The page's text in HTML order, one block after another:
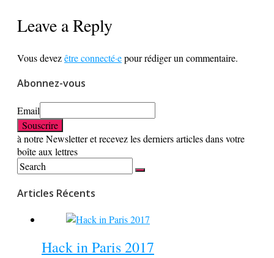
Leave a Reply
Vous devezêtre connecté·epour rédiger un commentaire.
Abonnez-vous
Email
à notre Newsletter et recevez les derniers articles dans votre
boîte aux lettres
Articles Récents
Hack in Paris 2017